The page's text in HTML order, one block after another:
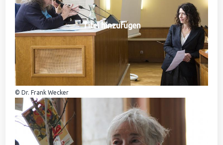
Titel hinzufügen
© Dr. Frank Wecker